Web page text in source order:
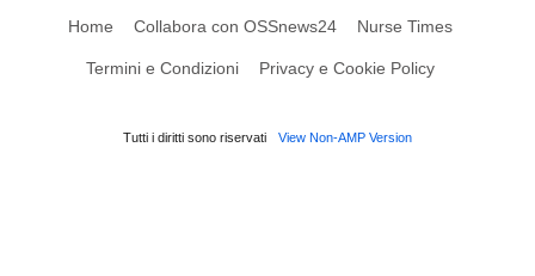
Home Collabora con OSSnews24 Nurse Times
Termini e Condizioni Privacy e Cookie Policy
Tutti i diritti sono riservati View Non-AMP Version